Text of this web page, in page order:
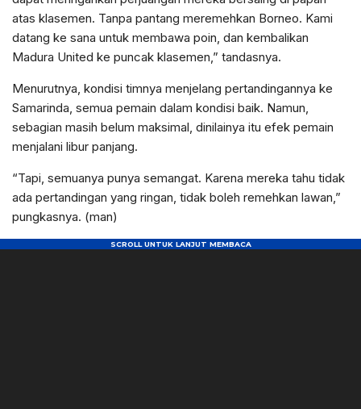
atas klasemen. Tanpa pantang meremehkan Borneo. Kami
datang ke sana untuk membawa poin, dan kembalikan
Madura United ke puncak klasemen,” tandasnya.
Menurutnya, kondisi timnya menjelang pertandingannya ke
Samarinda, semua pemain dalam kondisi baik. Namun,
sebagian masih belum maksimal, dinilainya itu efek pemain
menjalani libur panjang.
“Tapi, semuanya punya semangat. Karena mereka tahu tidak
ada pertandingan yang ringan, tidak boleh remehkan lawan,”
pungkasnya. (man)